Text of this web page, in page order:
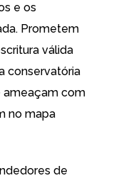
e os
Prometem
válida
conservatória
ameaçam com
no mapa
de